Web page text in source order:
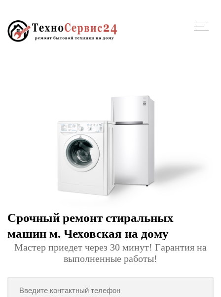
Срочный ремонт стиральных
машин м. Чеховская на дому
Мастер приедет через 30 минут! Гарантия на